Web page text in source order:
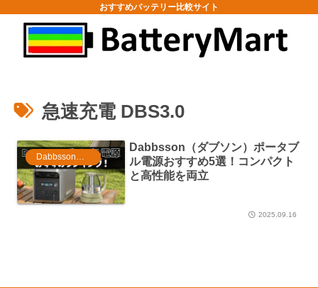
おすすめバッテリー比較サイト
急速充電 DBS3.0
Dabbsson（ダブソン）
Dabbsson（ダブソン）ポータブ
ル電源おすすめ5選！コンパクト
と高性能を両立
2025.09.16